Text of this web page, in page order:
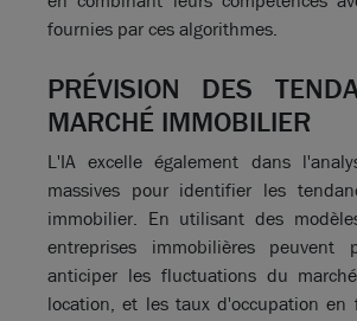
fournies par ces algorithmes.
PRÉVISION DES
MARCHÉ IMMOBILIER
L'IA excelle également dans
massives pour identifier les
immobilier. En utilisant des
entreprises immobilières peuvent
anticiper les fluctuations du
location, et les taux d'occupation en